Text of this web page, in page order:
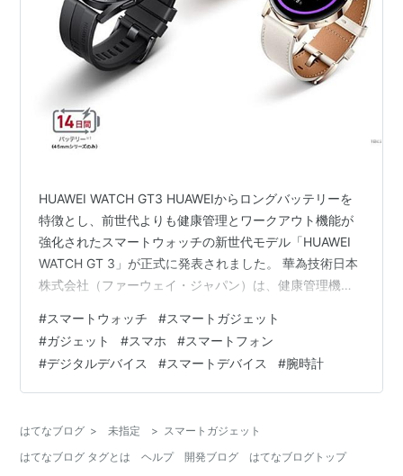
HUAWEI WATCH GT3 HUAWEIからロングバッテリーを
特徴とし、前世代よりも健康管理とワークアウト機能が
強化されたスマートウォッチの新世代モデル「HUAWEI
WATCH GT 3」が正式に発表されました。 華為技術日本
株式会社（ファーウェイ・ジャパン）は、健康管理機能
3」を12月3日（金）より順次発売します。2019 年に発
売が開始され、好評を博した「HUAWEI WATCH GT 2」
の後継機となり、ビジネスシーンではもちろん、日常の
サポートから様々なスポーツシーンでの利用まで幅広く
#スマートウォッチ #スマートガジェット
#ガジェット #スマホ #スマートフォン
#デジタルデバイス #スマートデバイス #腕時計
はてなブログ > 未指定 > スマートガジェット
はてなブログ タグとは
ヘルプ 開発ブログ はてなブログトップ